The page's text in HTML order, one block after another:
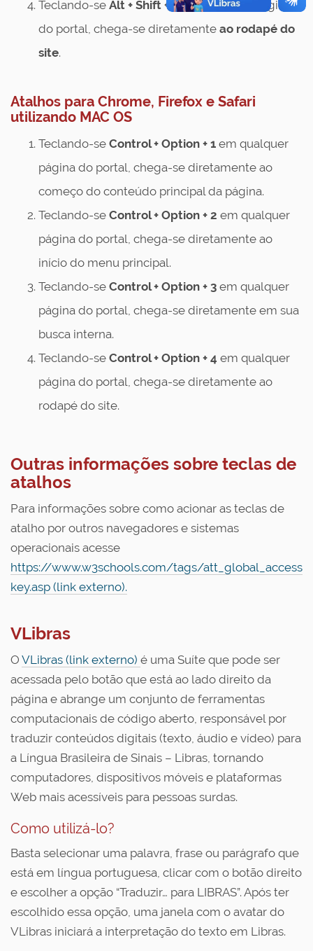
Teclando-se Alt + Shift + 4 em qualquer página
do portal, chega-se diretamente ao rodapé do
site.
Atalhos para Chrome, Firefox e Safari
utilizando MAC OS
Teclando-se Control + Option + 1 em qualquer
página do portal, chega-se diretamente ao
começo do conteúdo principal da página.
Teclando-se Control+ Option + 2 em qualquer
página do portal, chega-se diretamente ao
início do menu principal.
Teclando-se Control+ Option + 3 em qualquer
página do portal, chega-se diretamente em sua
busca interna.
Teclando-se Control+ Option + 4 em qualquer
página do portal, chega-se diretamente ao
rodapé do site.
Outras informações sobre teclas de
atalhos
Para informações sobre como acionar as teclas de
atalho por outros navegadores e sistemas
operacionais acesse
https://www.w3schools.com/tags/att_global_access
key.asp (link externo).
VLibras
O VLibras (link externo) é uma Suíte que pode ser
acessada pelo botão que está ao lado direito da
página e abrange um conjunto de ferramentas
computacionais de código aberto, responsável por
traduzir conteúdos digitais (texto, áudio e vídeo) para
a Língua Brasileira de Sinais – Libras, tornando
computadores, dispositivos móveis e plataformas
Web mais acessíveis para pessoas surdas.
Como utilizá-lo?
Basta selecionar uma palavra, frase ou parágrafo que
está em língua portuguesa, clicar com o botão direito
e escolher a opção “Traduzir… para LIBRAS”. Após ter
escolhido essa opção, uma janela com o avatar do
VLibras iniciará a interpretação do texto em Libras.